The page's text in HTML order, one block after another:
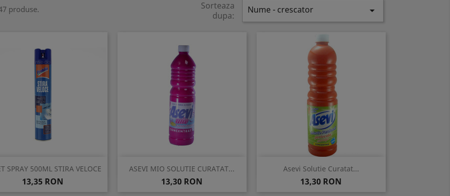
produse.
Sorteaza
dupa:
Nume - crescator 
SPRAY 500ML STIRA VELOCE
Pret
13,35 RON
Vizualizare rapida ASEVI MIO SOLUTIE CURATAT...
Pret
13,30 RON
Vizualizare rapida Asevi Solutie Curatat...
Pret
13,30 RON
Vizualizare rapida